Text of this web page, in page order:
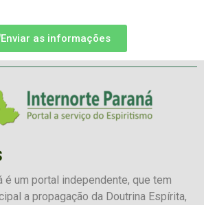
Enviar as informações
é um portal independente, que tem
a propagação da Doutrina Espírita,